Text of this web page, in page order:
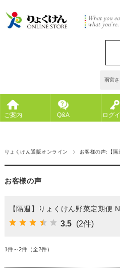
雨宮
ご案内 Q&A ログ
りょくけん通販オンライン お客様の声:【
お客様の声
【隔週】りょくけん野菜定期便
3.5 (2件)
1件～2件（全2件）